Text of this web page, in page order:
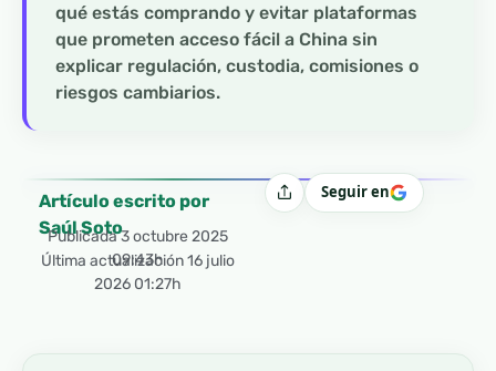
qué estás comprando y evitar plataformas
que prometen acceso fácil a China sin
explicar regulación, custodia, comisiones o
riesgos cambiarios.
Artículo escrito por
Saúl Soto
Publicada3 octubre 2025
09:43h
Última actualización 16 julio
2026 01:27h
CompartirSeguir en